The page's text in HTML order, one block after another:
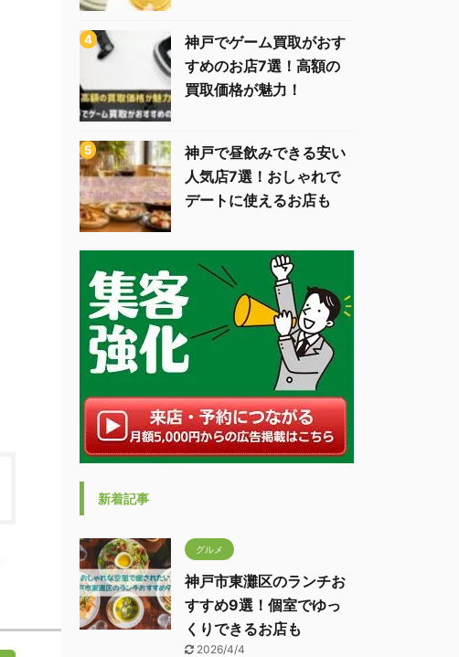
神戸でゲーム買取がおす
すめのお店7選！高額の
買取価格が魅力！
神戸で昼飲みできる安い
人気店7選！おしゃれで
デートに使えるお店も
新着記事
グルメ
神戸市東灘区のランチお
すすめ9選！個室でゆっ
くりできるお店も
2026/4/4